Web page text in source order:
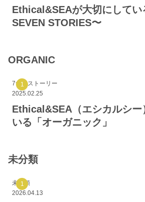
Ethical&SEAが大切にしてい
SEVEN STORIES〜
ORGANIC
7つのストーリー
2025.02.25
Ethical&SEA（エシカルシー
いる「オーガニック」
未分類
未分類
2026.04.13